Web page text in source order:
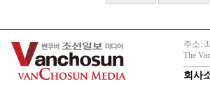
주소:
The
회사